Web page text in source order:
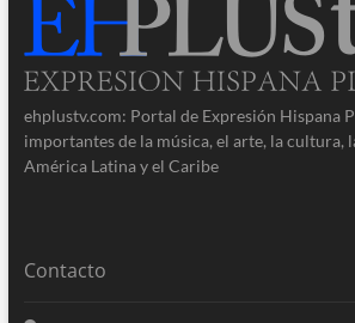
ehplustv.com: Portal de Expresión Hispana
importantes de la música, el arte, la cultura,
América Latina y el Caribe
Contacto